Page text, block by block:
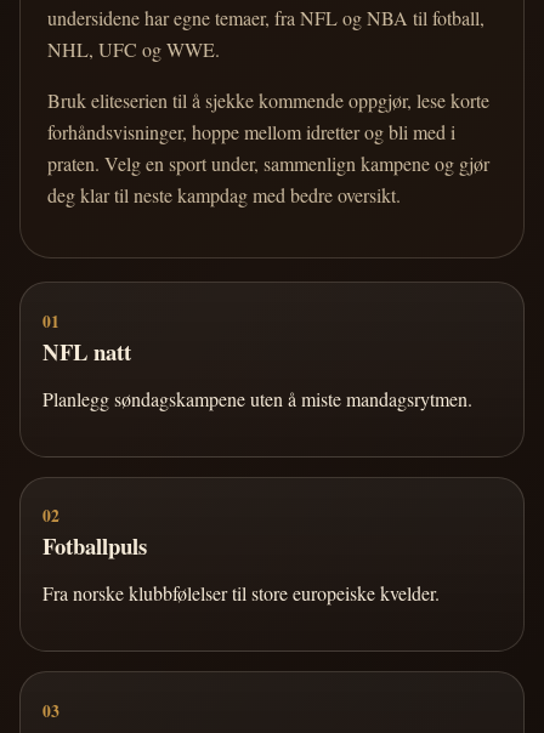
undersidene har egne temaer, fra NFL og NBA til fotball,
NHL, UFC og WWE.
Bruk eliteserien til å sjekke kommende oppgjør, lese korte
forhåndsvisninger, hoppe mellom idretter og bli med i
praten. Velg en sport under, sammenlign kampene og gjør
deg klar til neste kampdag med bedre oversikt.
01
NFL natt
Planlegg søndagskampene uten å miste mandagsrytmen.
02
Fotballpuls
Fra norske klubbfølelser til store europeiske kvelder.
03